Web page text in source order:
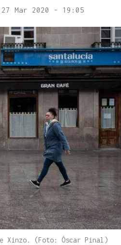
27 Mar 2020 - 19:05
Xinzo. (Foto: Óscar Pinal)